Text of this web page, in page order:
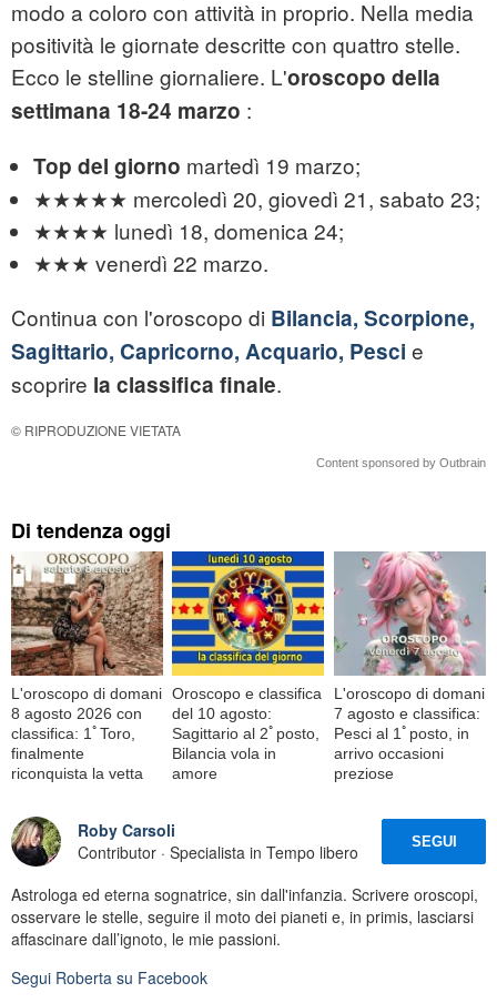
modo a coloro con attività in proprio. Nella media
positività le giornate descritte con quattro stelle.
Ecco le stelline giornaliere. L'oroscopo della
settimana 18-24 marzo :
Top del giorno martedì 19 marzo;
★★★★★ mercoledì 20, giovedì 21, sabato 23;
★★★★ lunedì 18, domenica 24;
★★★ venerdì 22 marzo.
Continua con l'oroscopo di Bilancia, Scorpione,
Sagittario, Capricorno, Acquario, Pesci e
scoprire la classifica finale.
© RIPRODUZIONE VIETATA
Content sponsored by Outbrain
Di tendenza oggi
L'oroscopo di domani
8 agosto 2026 con
classifica: 1ﾟToro,
finalmente
riconquista la vetta
Oroscopo e classifica
del 10 agosto:
Sagittario al 2ﾟposto,
Bilancia vola in
amore
L'oroscopo di domani
7 agosto e classifica:
Pesci al 1ﾟposto, in
arrivo occasioni
preziose
Roby Carsoli
Contributor · Specialista in Tempo libero
SEGUI
Astrologa ed eterna sognatrice, sin dall'infanzia. Scrivere oroscopi,
osservare le stelle, seguire il moto dei pianeti e, in primis, lasciarsi
affascinare dall’ignoto, le mie passioni.
Segui Roberta su Facebook